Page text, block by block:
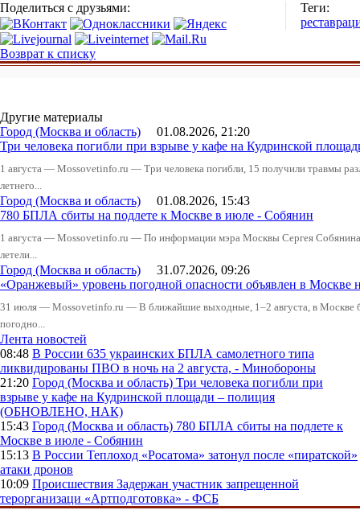
Поделиться с друзьями:
Теги:
Возврат к списку
Другие материалы
Город (Москва и область) 01.08.2026, 21:20
Три человека погибли при взрыве у кафе на Кудринской
1 августа — Mossovetinfo.ru — Три человека погибли, 15 получили травмы
летнего...
Город (Москва и область) 01.08.2026, 15:43
780 БПЛА сбиты на подлете к Москве в июле - Собянин
1 августа — Mossovetinfo.ru — По информации мэра Москвы Сергея
летели...
Город (Москва и область) 31.07.2026, 09:26
«Оранжевый» уровень погодной опасности объявлен в Москве
31 июля — Mossovetinfo.ru — В ближайшие выходные, 1–2 августа, в Москве
погодно...
Лента новостей
08:48 В России 635 украинских БПЛА самолетного типа
ликвидированы ПВО в ночь на 2 августа, - Минобороны
21:20 Город (Москва и область) Три человека погибли при
взрыве у кафе на Кудринской площади – полиция
(ОБНОВЛЕНО, НАК)
15:43 Город (Москва и область) 780 БПЛА сбиты на подлете к
Москве в июле - Собянин
15:13 В России Теплоход «Росатома» затонул после «пиратской»
атаки дронов
10:09 Происшествия Задержан участник запрещенной
терорганизаци «Артподготовка» - ФСБ